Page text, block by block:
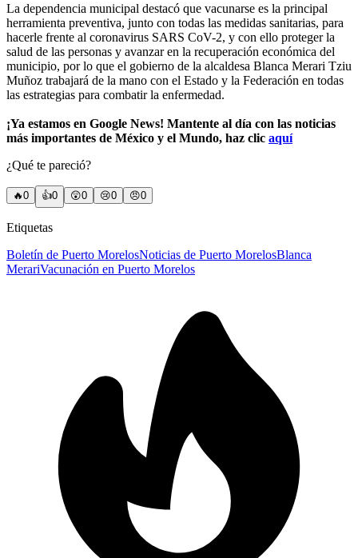
La dependencia municipal destacó que vacunarse es la principal
herramienta preventiva, junto con todas las medidas sanitarias, para
hacerle frente al coronavirus SARS CoV-2, y con ello proteger la
salud de las personas y avanzar en la recuperación económica del
municipio, por lo que el gobierno de la alcaldesa Blanca Merari Tziu
Muñoz trabajará de la mano con el Estado y la Federación en todas
las estrategias para combatir la enfermedad.
¡Ya estamos en Google News! Mantente al día con las noticias
más importantes de México y el Mundo, haz clic aquí
¿Qué te pareció?
🔥0 👍0 😲0 😢0 😠0
Etiquetas
Boletín de Puerto MorelosNoticias de Puerto MorelosBlanca
MerariVacunación en Puerto Morelos